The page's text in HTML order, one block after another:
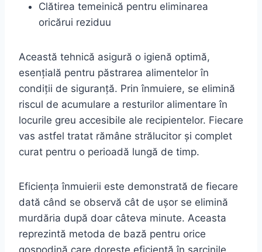
Clătirea temeinică pentru eliminarea
oricărui reziduu
Această tehnică asigură o igienă optimă,
esențială pentru păstrarea alimentelor în
condiții de siguranță. Prin înmuiere, se elimină
riscul de acumulare a resturilor alimentare în
locurile greu accesibile ale recipientelor. Fiecare
vas astfel tratat rămâne strălucitor și complet
curat pentru o perioadă lungă de timp.
Eficiența înmuierii este demonstrată de fiecare
dată când se observă cât de ușor se elimină
murdăria după doar câteva minute. Aceasta
reprezintă metoda de bază pentru orice